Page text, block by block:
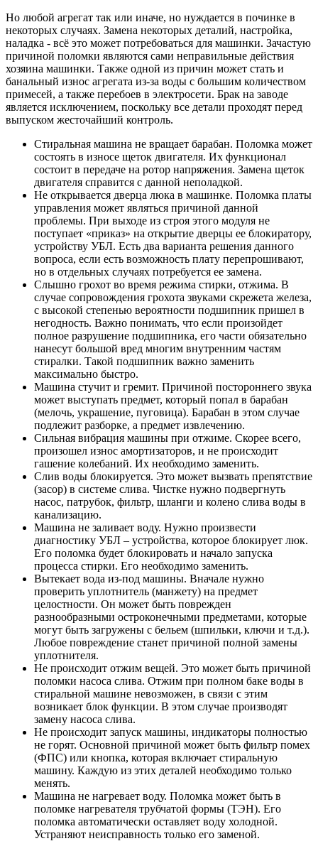
Но любой агрегат так или иначе, но нуждается в починке в
некоторых случаях. Замена некоторых деталий, настройка,
наладка - всё это может потребоваться для машинки. Зачастую
причиной поломки являются сами неправильные действия
хозяина машинки. Также одной из причин может стать и
банальный износ агрегата из-за воды с большим количеством
примесей, а также перебоев в электросети. Брак на заводе
является исключением, поскольку все детали проходят перед
выпуском жесточайший контроль.
Стиральная машина не вращает барабан. Поломка может
состоять в износе щеток двигателя. Их функционал
состоит в передаче на ротор напряжения. Замена щеток
двигателя справится с данной неполадкой.
Не открывается дверца люка в машинке. Поломка платы
управления может являться причиной данной
проблемы. При выходе из строя этого модуля не
поступает «приказ» на открытие дверцы ее блокиратору,
устройству УБЛ. Есть два варианта решения данного
вопроса, если есть возможность плату перепрошивают,
но в отдельных случаях потребуется ее замена.
Слышно грохот во время режима стирки, отжима. В
случае сопровождения грохота звуками скрежета железа,
с высокой степенью вероятности подшипник пришел в
негодность. Важно понимать, что если произойдет
полное разрушение подшипника, его части обязательно
нанесут большой вред многим внутренним частям
стиралки. Такой подшипник важно заменить
максимально быстро.
Машина стучит и гремит. Причиной постороннего звука
может выступать предмет, который попал в барабан
(мелочь, украшение, пуговица). Барабан в этом случае
подлежит разборке, а предмет извлечению.
Сильная вибрация машины при отжиме. Скорее всего,
произошел износ амортизаторов, и не происходит
гашение колебаний. Их необходимо заменить.
Слив воды блокируется. Это может вызвать препятствие
(засор) в системе слива. Чистке нужно подвергнуть
насос, патрубок, фильтр, шланги и колено слива воды в
канализацию.
Машина не заливает воду. Нужно произвести
диагностику УБЛ – устройства, которое блокирует люк.
Его поломка будет блокировать и начало запуска
процесса стирки. Его необходимо заменить.
Вытекает вода из-под машины. Вначале нужно
проверить уплотнитель (манжету) на предмет
целостности. Он может быть поврежден
разнообразными остроконечными предметами, которые
могут быть загружены с бельем (шпильки, ключи и т.д.).
Любое повреждение станет причиной полной замены
уплотнителя.
Не происходит отжим вещей. Это может быть причиной
поломки насоса слива. Отжим при полном баке воды в
стиральной машине невозможен, в связи с этим
возникает блок функции. В этом случае производят
замену насоса слива.
Не происходит запуск машины, индикаторы полностью
не горят. Основной причиной может быть фильтр помех
(ФПС) или кнопка, которая включает стиральную
машину. Каждую из этих деталей необходимо только
менять.
Машина не нагревает воду. Поломка может быть в
поломке нагревателя трубчатой формы (ТЭН). Его
поломка автоматически оставляет воду холодной.
Устраняют неисправность только его заменой.